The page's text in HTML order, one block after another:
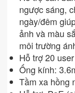
ngược sáng,
ngày/đêm
ảnh và màu
môi trường
Hỗ trợ 20
Ống kính:
Tầm xa hồng